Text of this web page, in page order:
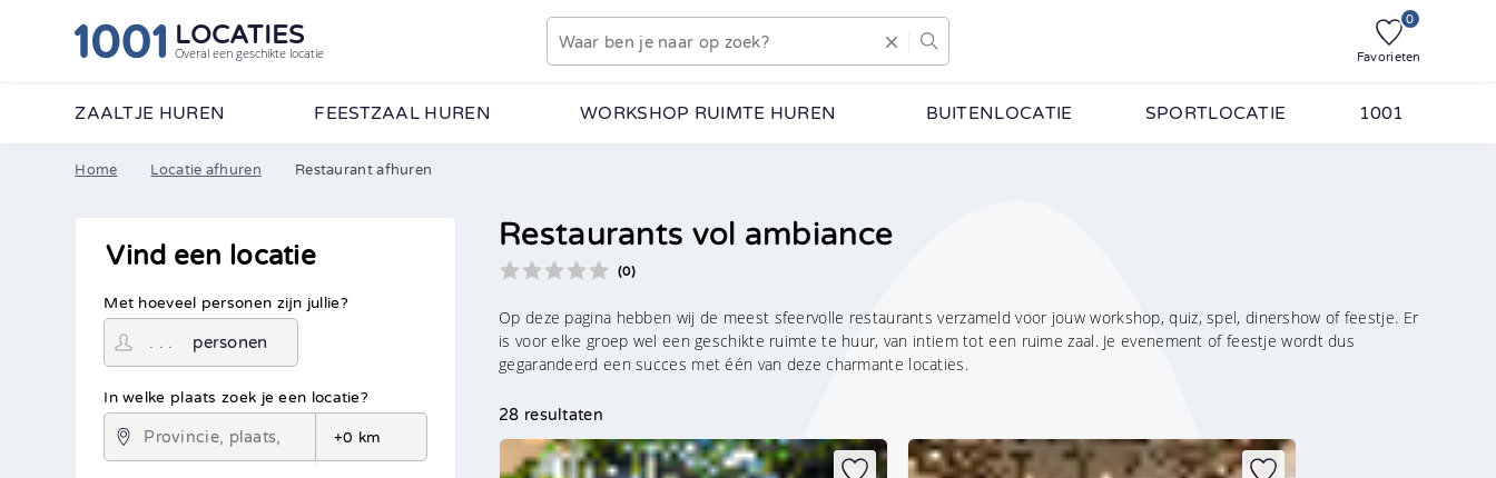
LOCATIES
Overal een geschikte locatie
0
Favorieten
ZAALTJE HUREN FEESTZAAL HUREN WORKSHOP RUIMTE HUREN BUITENLOCATIE SPORTLOCATIE 1001
Home Locatie afhuren Restaurant afhuren
Vind een locatie
Met hoeveel personen zijn jullie?
personen
In welke plaats zoek je een locatie?
Restaurants vol ambiance
(0)
Op deze pagina hebben wij de meest sfeervolle restaurants verzameld voor jouw workshop, quiz, spel, dinershow of feestje. Er
is voor elke groep wel een geschikte ruimte te huur, van intiem tot een ruime zaal. Je evenement of feestje wordt dus
gegarandeerd een succes met één van deze charmante locaties.
28 resultaten